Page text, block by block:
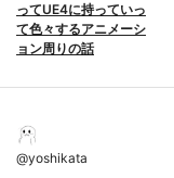
ってUE4に持っていっ
て色々するアニメーシ
ョン周りの話
@yoshikata